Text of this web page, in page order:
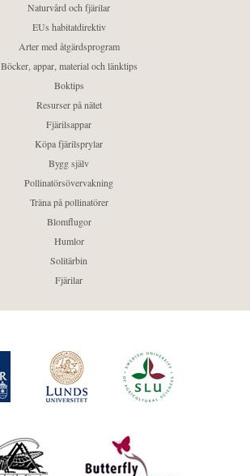
Naturvård och fjärilar
EUs habitatdirektiv
Arter med åtgärdsprogram
Böcker, appar, material och länktips
Boktips
Resurser på nätet
Fjärilsappar
Köpa fjärilsprylar
Bygg själv
Pollinatörsövervakning
Träna på pollinatörer
Blomflugor
Humlor
Solitärbin
Fjärilar